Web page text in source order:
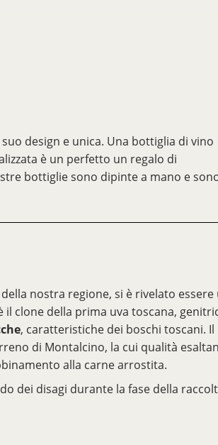
design e unica. Una bottiglia di vino
è un perfetto un regalo di
bottiglie sono dipinte a mano e
nostra regione, si è rivelato essere
clone della prima uva toscana,
, caratteristiche dei boschi toscani. Il
di Montalcino, la cui qualità
alla carne arrostita.
dei disagi durante la fase della